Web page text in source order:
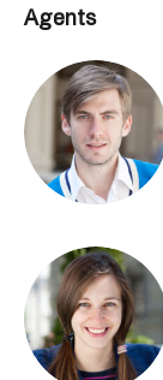
Agents